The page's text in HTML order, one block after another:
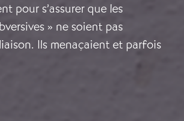
pour s’assurer que les
» ne soient pas
Ils menaçaient et parfois